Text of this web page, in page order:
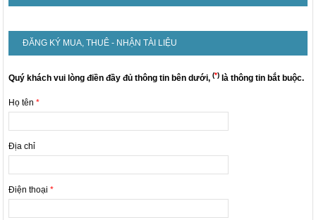
ĐĂNG KÝ MUA, THUÊ - NHẬN TÀI LIỆU
Quý khách vui lòng điền đầy đủ thông tin bên dưới,(*) là thông tin bắt buộc.
Họ tên*
Địa chỉ
Điện thoại*